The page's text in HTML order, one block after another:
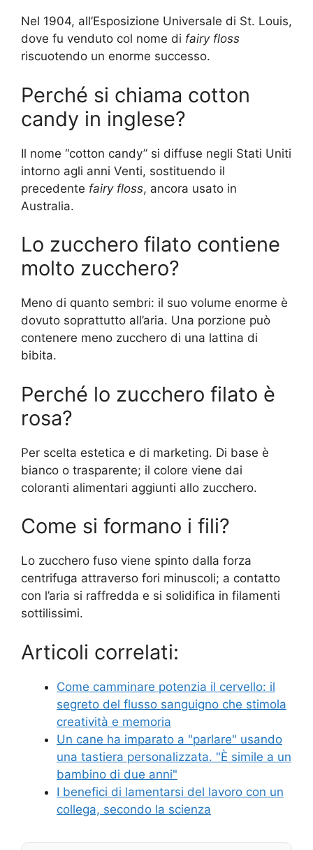
Nel 1904, all’Esposizione Universale di St. Louis,
dove fu venduto col nome di fairy floss
riscuotendo un enorme successo.
Perché si chiama cotton
candy in inglese?
Il nome “cotton candy” si diffuse negli Stati Uniti
intorno agli anni Venti, sostituendo il
precedente fairy floss, ancora usato in
Australia.
Lo zucchero filato contiene
molto zucchero?
Meno di quanto sembri: il suo volume enorme è
dovuto soprattutto all’aria. Una porzione può
contenere meno zucchero di una lattina di
bibita.
Perché lo zucchero filato è
rosa?
Per scelta estetica e di marketing. Di base è
bianco o trasparente; il colore viene dai
coloranti alimentari aggiunti allo zucchero.
Come si formano i fili?
Lo zucchero fuso viene spinto dalla forza
centrifuga attraverso fori minuscoli; a contatto
con l’aria si raffredda e si solidifica in filamenti
sottilissimi.
Articoli correlati:
Come camminare potenzia il cervello: il
segreto del flusso sanguigno che stimola
creatività e memoria
Un cane ha imparato a "parlare" usando
una tastiera personalizzata. "È simile a un
bambino di due anni"
I benefici di lamentarsi del lavoro con un
collega, secondo la scienza